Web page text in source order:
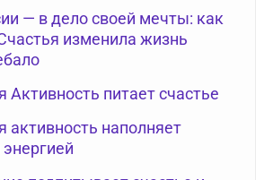
— в дело своей мечты: как
изменила жизнь
Активность питает счастье
активность наполняет